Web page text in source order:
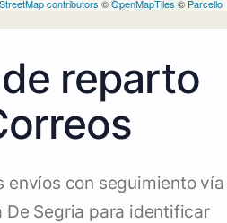
contributors ©OpenMapTiles © Parcello
reparto
envíos con seguimiento vía
De Segria para identificar